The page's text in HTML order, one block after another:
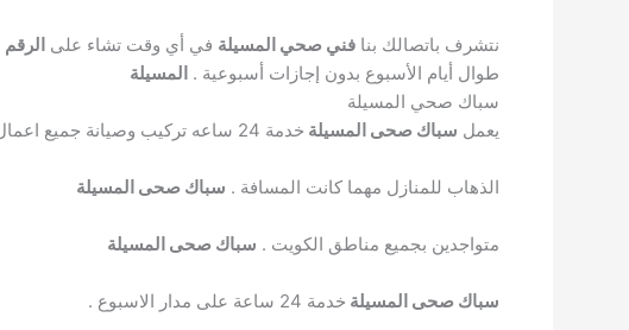
نتشرف باتصالك بنا فني صحي المسيلة في أي وقت تشاء على الرقم
طوال أيام الأسبوع بدون إجازات أسبوعية . المسيلة
سباك صحي المسيلة
يعمل سباك صحى المسيلة خدمة 24 ساعه تركيب وصيانة جميع اعمال السباكة
الذهاب للمنازل مهما كانت المسافة . سباك صحى المسيلة
متواجدين بجميع مناطق الكويت . سباك صحى المسيلة
سباك صحى المسيلة خدمة 24 ساعة على مدار الاسبوع .